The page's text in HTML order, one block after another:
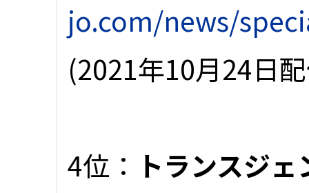
jo.com/news/
(2021年10月24日
4位： トランスジ